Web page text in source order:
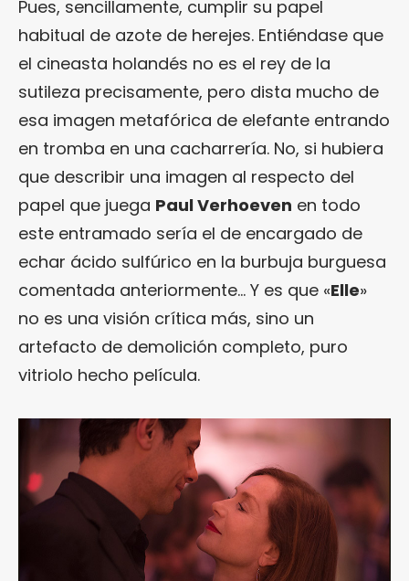
Pues, sencillamente, cumplir su papel
habitual de azote de herejes. Entiéndase que
el cineasta holandés no es el rey de la
sutileza precisamente, pero dista mucho de
esa imagen metafórica de elefante entrando
en tromba en una cacharrería. No, si hubiera
que describir una imagen al respecto del
papel que juega Paul Verhoeven en todo
este entramado sería el de encargado de
echar ácido sulfúrico en la burbuja burguesa
comentada anteriormente… Y es que «Elle»
no es una visión crítica más, sino un
artefacto de demolición completo, puro
vitriolo hecho película.